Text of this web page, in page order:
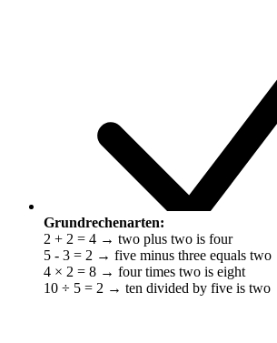
Grundrechenarten:
2 + 2 = 4 → two plus two is four
5 - 3 = 2 → five minus three equals two
4 × 2 = 8 → four times two is eight
10 ÷ 5 = 2 → ten divided by five is two